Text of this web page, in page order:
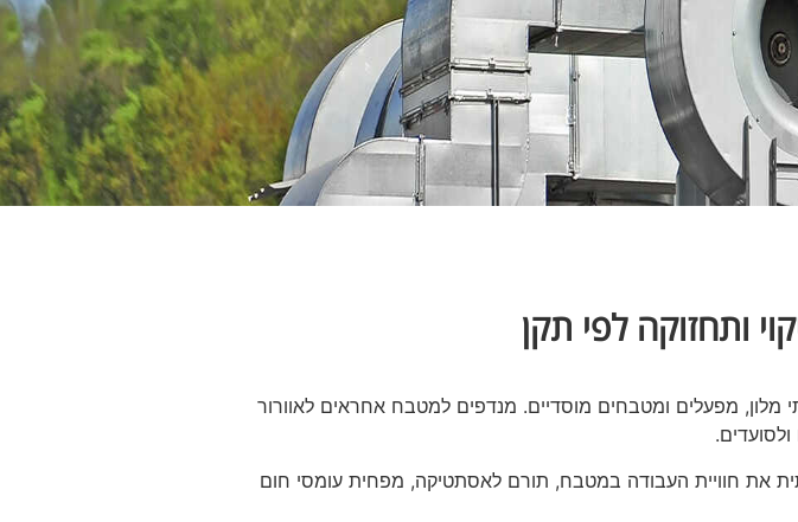
ותחזוקה לפי תקן
מפעלים ומטבחים מוסדיים. מנדפים למטבח אחראים לאוורור
את חוויית העבודה במטבח, תורם לאסתטיקה, מפחית עומסי חום